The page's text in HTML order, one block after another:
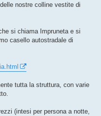
nostre colline vestite di
si chiama Impruneta e si
casello autostradale di
tutta la struttura, con varie
(intesi per persona a notte,